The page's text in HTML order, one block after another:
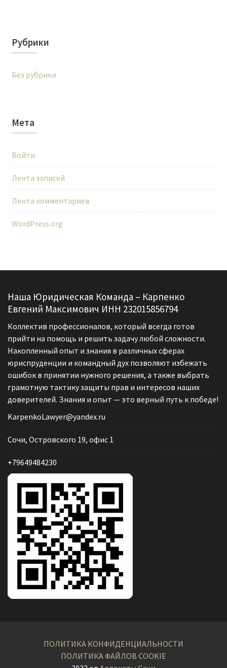
Рубрики
Без рубрики
Мета
Войти
Лента записей
Лента комментариев
WordPress.org
Наша Юридическая Команда – Карпенко
Евгений Максимович ИНН 232015856794
Коллектив профессионалов, который всегда готов
прийти на помощь и решить задачу любой сложности.
Накопленный опыт и знания в различных сферах
юриспруденции и командный дух позволяют избежать
ошибок в принятии нужного решения, а также выбрать
грамотную тактику защиты прав и интересов наших
доверителей. Знания и опыт — это верный путь к победе!
KarpenkoLawyer@yandex.ru
Сочи, Островского 19, офис 1
+79649484230
ПОЛИТИКА КОНФИДЕНЦИАЛЬНОСТИ
ПОЛИТИКА ФАЙЛОВ COOKIE